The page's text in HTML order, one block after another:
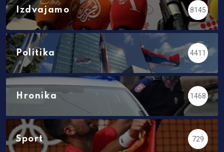
Izdvajamo 8145
Politika 4411
Hronika 1468
Sport 729